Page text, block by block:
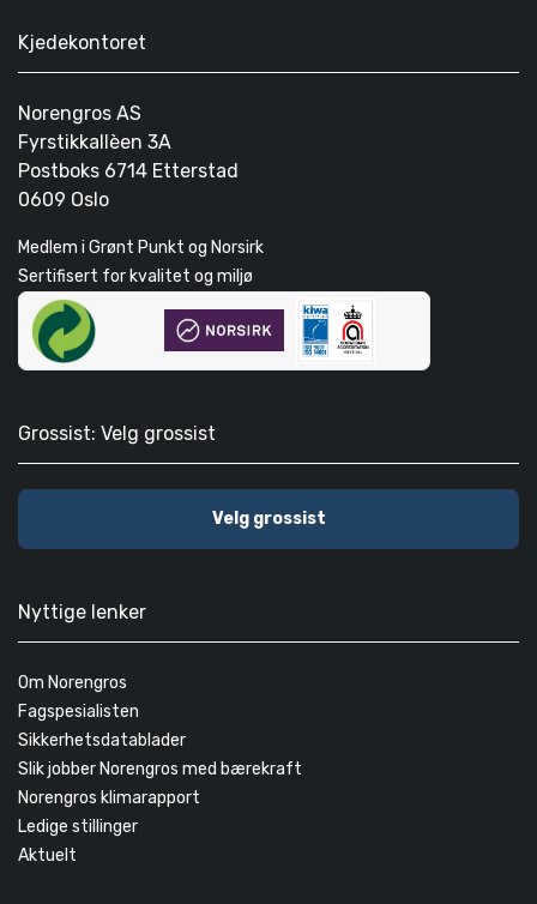
Kjedekontoret
Norengros AS
Fyrstikkallèen 3A
Postboks 6714 Etterstad
0609 Oslo
Medlem i Grønt Punkt og Norsirk
Sertifisert for kvalitet og miljø
Grossist: Velg grossist
Velg grossist
Nyttige lenker
Om Norengros
Fagspesialisten
Sikkerhetsdatablader
Slik jobber Norengros med bærekraft
Norengros klimarapport
Ledige stillinger
Aktuelt